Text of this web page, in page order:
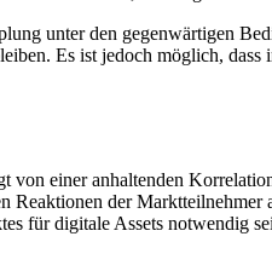
unter den gegenwärtigen
Es ist jedoch möglich,
von einer anhaltenden
Reaktionen der
für digitale Assets notwendig